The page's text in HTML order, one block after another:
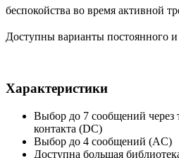
беспокойства во время активной
Доступны варианты постоянного и
Характеристики
Выбор до 7 сообщений через
контакта (DC)
Выбор до 4 сообщений (AC)
Доступна большая